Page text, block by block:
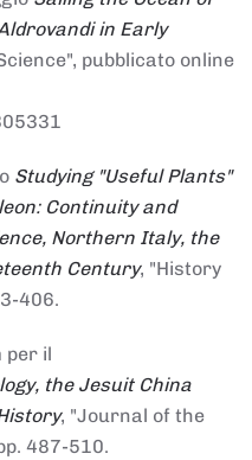
in Early
pubblicato online
Studying "Useful Plants"
Continuity and
Northern Italy, the
Century, "History
406.
per il
the Jesuit China
, "Journal of the
487-510.